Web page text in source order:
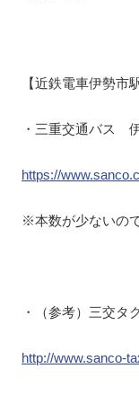
【近鉄電車伊勢
・三重交通バス
https://
※本数が少ないの
・（参考）三交タ
http://www.sanco-